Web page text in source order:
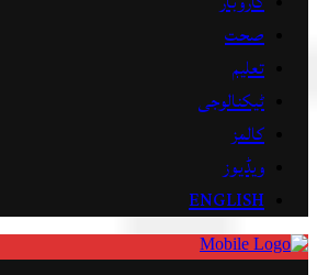
صحت
تعلیم
ٹیکنالوجی
کالمز
ویڈیوز
ENGLISH